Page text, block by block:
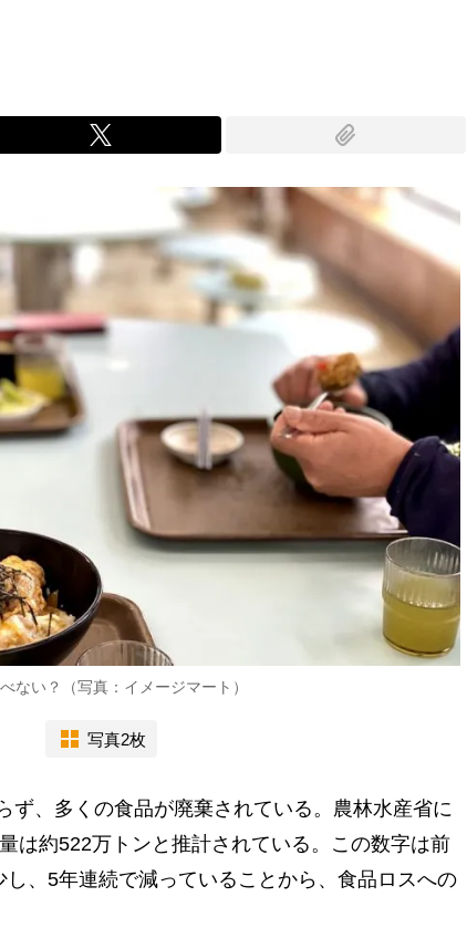
ない？（写真：イメージマート）
写真2枚
、多くの食品が廃棄されている。農林水産省に
は約522万トンと推計されている。この数字は前
、5年連続で減っていることから、食品ロスへの